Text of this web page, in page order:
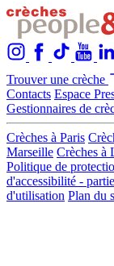
Trouver une crèche
Contacts Espace
Gestionnaires de
Crèches à Paris
Marseille Crèches à
Politique de
d'accessibilité -
d'utilisation Plan du